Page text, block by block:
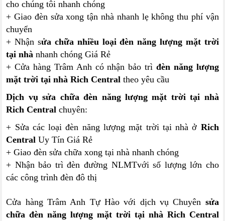
cho chúng tôi nhanh chóng
+ Giao đèn sửa xong tận nhà nhanh lẹ không thu phí vận
chuyển
+ Nhận sửa chữa nhiều loại đèn năng lượng mặt trời
tại nhà nhanh chóng Giá Rẻ
+ Cửa hàng Trâm Anh có nhận bảo trì đèn năng lượng
mặt trời tại nhà Rich Central theo yêu cầu
Dịch vụ sửa chữa đèn năng lượng mặt trời tại nhà
Rich Centralchuyên:
+ Sửa các loại đèn năng lượng mặt trời tại nhà ở Rich
Central Uy Tín Giá Rẻ
+ Giao đèn sửa chữa xong tại nhà nhanh chóng
+ Nhận bảo trì đèn đường NLMTvới số lượng lớn cho
các công trình đèn đô thị
Cửa hàng Trâm Anh Tự Hào với dịch vụ Chuyên sửa
chữa đèn năng lượng mặt trời tại nhà Rich Central